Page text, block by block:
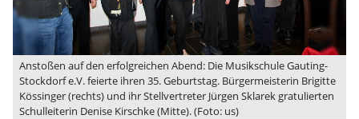
Anstoßen auf den erfolgreichen Abend: Die Musikschule Gauting-
Stockdorf e.V. feierte ihren 35. Geburtstag. Bürgermeisterin Brigitte
Kössinger (rechts) und ihr Stellvertreter Jürgen Sklarek gratulierten
Schulleiterin Denise Kirschke (Mitte). (Foto: us)